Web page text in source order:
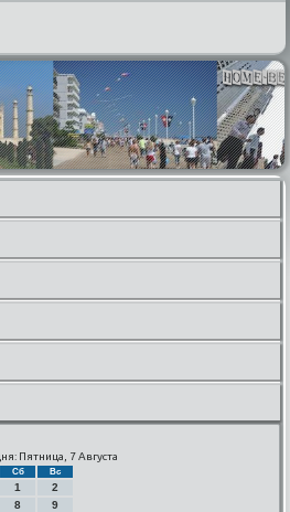
Пятница, 7 Августа
Сб Вс
1
2
8
9